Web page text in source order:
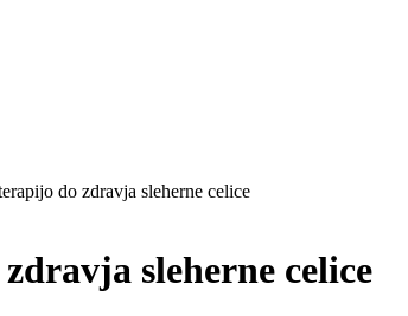
do zdravja sleherne celice
sleherne celice